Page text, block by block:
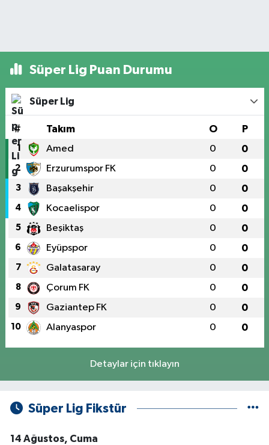
Süper Lig Puan Durumu
Süper Lig
# Takım O P
1 Amed 0 0
2 Erzurumspor FK 0 0
3 Başakşehir 0 0
4 Kocaelispor 0 0
5 Beşiktaş 0 0
6 Eyüpspor 0 0
7 Galatasaray 0 0
8 Çorum FK 0 0
9 Gaziantep FK 0 0
10 Alanyaspor 0 0
Detaylar için tıklayın
Süper Lig Fikstür
14 Ağustos, Cuma